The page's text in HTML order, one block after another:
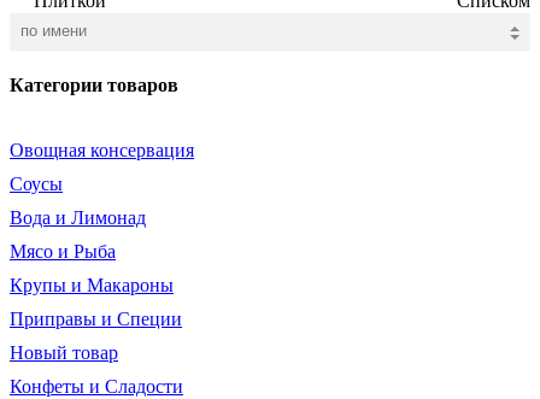
Категории товаров
Овощная консервация
Соусы
Вода и Лимонад
Мясо и Рыба
Крупы и Макароны
Приправы и Специи
Новый товар
Конфеты и Сладости